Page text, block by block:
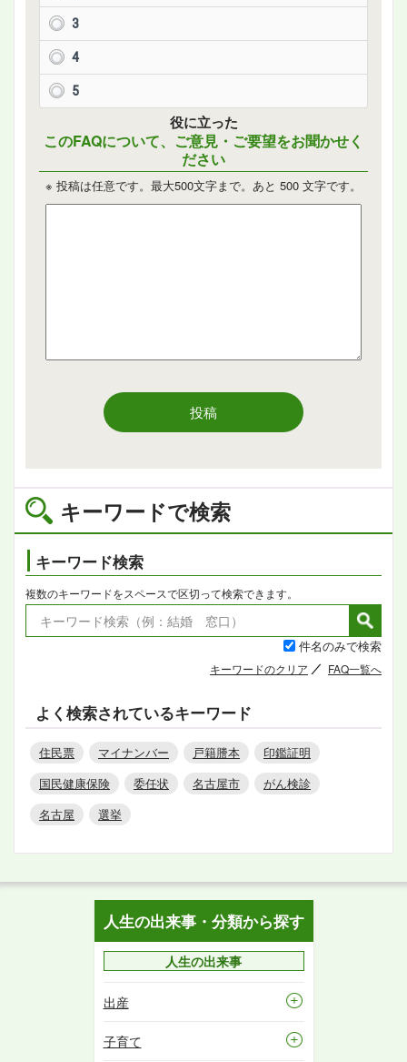
キーワードで検索
キーワード検索
複数のキーワードをスペースで区切って検索できます。
件名のみで検索
キーワードのクリア FAQ一覧へ
よく検索されているキーワード
住民票 マイナンバー 戸籍謄本
印鑑証明
国民健康保険
委任状 名古屋市
がん検診
名古屋
選挙
3
4
5
役に立った
このFAQについて、ご意見・ご要望をお聞かせく
ださい
※ 投稿は任意です。最大500文字まで。あと 500 文字です。
投稿
人生の出来事・分類から探す
人生の出来事
出産
子育て